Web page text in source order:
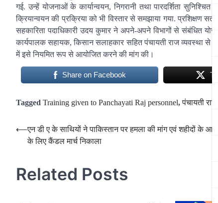
गई. उन्हें योजनाओं के कार्यान्वयन, निगरानी तथा पारदर्शिता
क्रियान्वयन की प्रक्रिया को भी विस्तार से समझाया गया. प्रशिक्षण
सहकारिता पदाधिकारी उदय कुमार ने अपने-अपने विभागों से संबंधित
कार्यपालक सहायक, किसान सलाहकार सहित पंचायती राज व्यवस्था से
में इसे नियमित रूप से आयोजित करने की मांग की।
Share on Facebook
Tagged Training given to Panchayati Raj personnel,पंचायती राज
Post
navigation
⟵एन डी ए के साथियों ने पाकिस्तान पर हमला की मांग एवं शहीदों के
के लिए कैंडल मार्च निकाला
Related Posts